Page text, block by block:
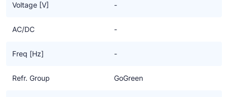
Voltage [V] -
AC/DC -
Freq [Hz] -
Refr. Group GoGreen